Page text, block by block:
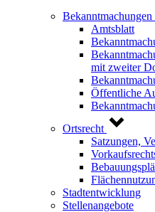
Amtsblatt
mit zweiter
Öffentliche
Ortsrecht
Satzungen,
Stadtentwicklung
Stellenangebote